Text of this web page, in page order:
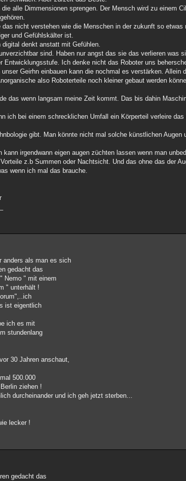
alle Dimmensionen sprengen. Der Mensch wird zu einem
nicht verstehen wie die Menschen in der zukunft so etwas
und Gefühlskälter ist.
denkt anstatt mit Gefühlen.
sind. Haben nur angst das sie das verlieren was
Entwicklungsstufe. Ich denke nicht das Roboter uns
Geirhn einbauen kann die nochmal es verstärken.
also Roboterteile noch kleiner gebaut werden
das wenn langsam meine Zeit kommt. Das bis dahin
ich bei einem schrecklichen Umfall ein Körperteil verleire
gibt. Man könnte nicht mal solche künstlichen
kann irgendwann eigen augen züchten lassen wenn man
z.b Summen oder Nachtsicht. Und das ohne das der
wenn ich mal das brauche.
anders als man es sich
gedacht das
Nemo " mit einem
" unterhält !
ist eigentlich
ich es mit
stundenlang
30 Jahren anschaut,
500.000
ziehen !
durcheinander und ich geh jetzt sterben...
lecker !
gedacht das